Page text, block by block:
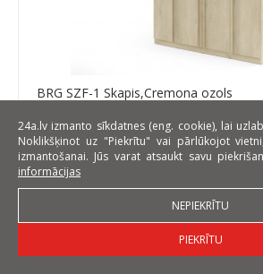
BRG SZF-1 Skapis,Cremona ozols
Platums: 200 cm
Augstums: 210 cm
Dziļums: 60.5 cm
24a.lv izmanto sīkdatnes (eng. cookie), lai
Noklikšķinot uz "Piekrītu" vai pārlūkojot
izmantošanai. Jūs varat atsaukt savu
informācijas
NEPIEKRĪTU
PIEKRĪTU